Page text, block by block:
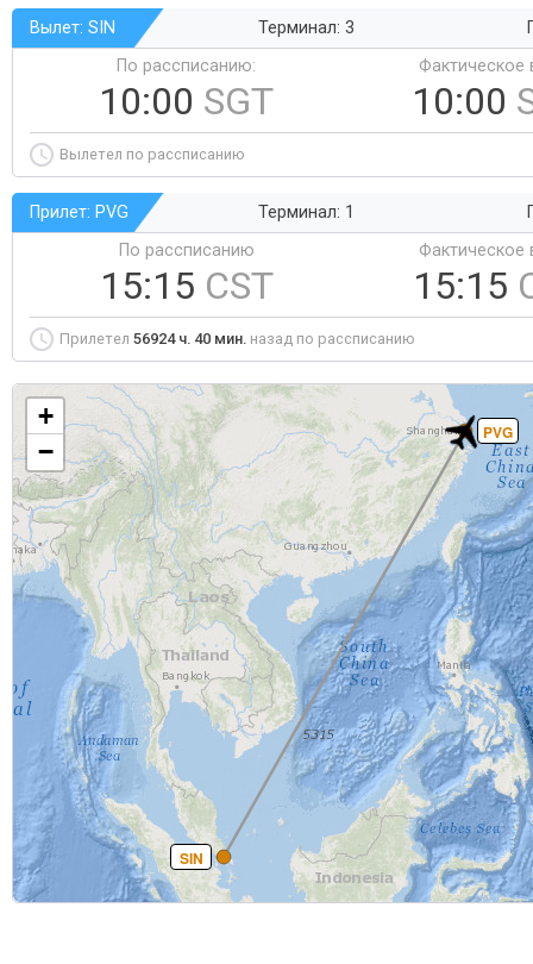
Вылет: SIN Терминал: 3
По рассписанию:
10:00 SGT
Фактическое
10:00
Вылетел по рассписанию
Прилет: PVG Терминал: 1
По рассписанию
15:15 CST
Фактическое
15:15
Прилетел 56924 ч. 40 мин. назад по рассписанию
SIN
PVG
+
−